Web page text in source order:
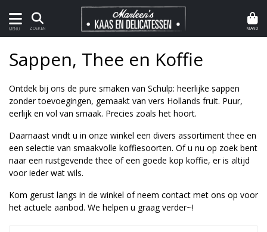
MENU ZOEKEN MAND
Sappen, Thee en Koffie
Ontdek bij ons de pure smaken van Schulp: heerlijke sappen
zonder toevoegingen, gemaakt van vers Hollands fruit. Puur,
eerlijk en vol van smaak. Precies zoals het hoort.
Daarnaast vindt u in onze winkel een divers assortiment thee en
een selectie van smaakvolle koffiesoorten. Of u nu op zoek bent
naar een rustgevende thee of een goede kop koffie, er is altijd
voor ieder wat wils.
Kom gerust langs in de winkel of neem contact met ons op voor
het actuele aanbod. We helpen u graag verder~!